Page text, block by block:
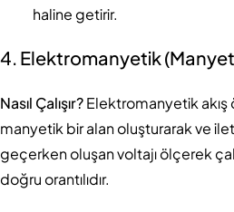
haline getirir.
4. Elektromanyetik
Nasıl Çalışır?Elektromanyetik
manyetik bir alan oluşturarak ve
geçerken oluşan voltajı ölçerek
doğru orantılıdır.